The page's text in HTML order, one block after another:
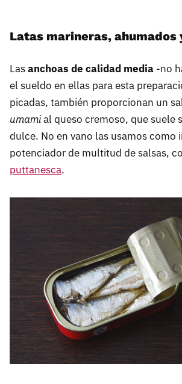
Latas marineras, ahumados
Lasanchoas de calidad media -no
el sueldo en ellas para esta
picadas, también proporcionan un
umamial queso cremoso, que suele
dulce. No en vano las usamos como
potenciador de multitud de salsas,
puttanesca.